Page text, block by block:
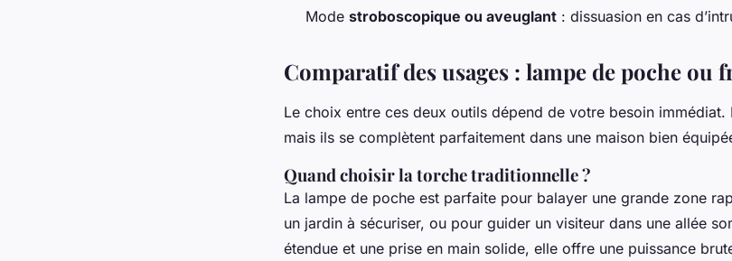
Mode stroboscopique ou aveuglant : dissuasion en cas
Comparatif des usages : lampe de poche ou
Le choix entre ces deux outils dépend de votre besoin immédiat.
mais ils se complètent parfaitement dans une maison bien
Quand choisir la torche traditionnelle ?
La lampe de poche est parfaite pour balayer une grande zone
un jardin à sécuriser, ou pour guider un visiteur dans une allée
étendue et une prise en main solide, elle offre une puissance